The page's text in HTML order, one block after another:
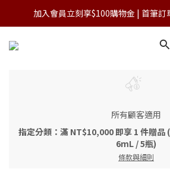
加入會員立刻享$100購物金 | 首筆
加入會員立刻享$100購物金 | 首筆
單筆滿NT$3,000 免運
所有顧客適用
指定分類：滿 NT$10,000 即享 1 件贈品
6mL / 5瓶)
條款與細則